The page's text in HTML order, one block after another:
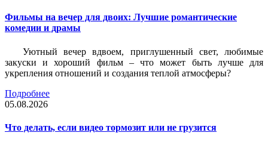
Фильмы на вечер для двоих: Лучшие романтические
комедии и драмы
Уютный вечер вдвоем, приглушенный свет, любимые
закуски и хороший фильм – что может быть лучше для
укрепления отношений и создания теплой атмосферы?
Подробнее
05.08.2026
Что делать, если видео тормозит или не грузится